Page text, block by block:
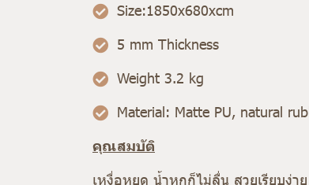
Size:1850x680xcm
5 mm Thickness
Weight 3.2 kg
Material: Matte PU, natural
คุณสมบัติ
เหงื่อหยด น้ำหกก็ไม่ลื่น สวยเรียบง่า